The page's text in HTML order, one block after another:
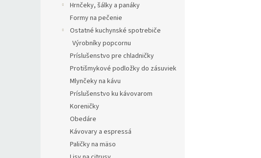
Hrnčeky, šálky a panáky
Formy na pečenie
Ostatné kuchynské spotrebiče
Výrobníky popcornu
Príslušenstvo pre chladničky
Protišmykové podložky do zásuviek
Mlynčeky na kávu
Príslušenstvo ku kávovarom
Koreničky
Obedáre
Kávovary a espressá
Paličky na mäso